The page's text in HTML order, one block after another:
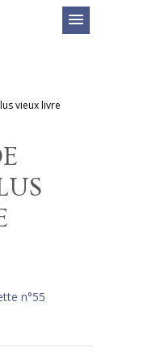
menu
vieux livre
n°55